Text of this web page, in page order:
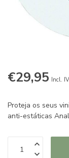
€29,95 Incl.
Proteja os seus
anti-estáticas